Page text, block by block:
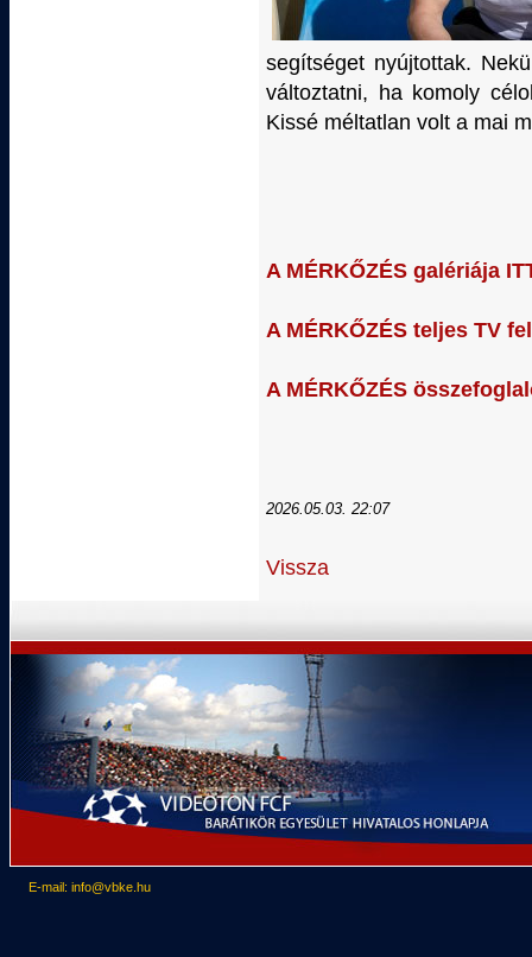
segítséget nyújtottak.
változtatni, ha komoly
Kissé méltatlan volt a mai
A MÉRKŐZÉS galériája
A MÉRKŐZÉS teljes TV
A MÉRKŐZÉS
2026.05.03. 22:07
Vissza
E-mail: info@vbke.hu